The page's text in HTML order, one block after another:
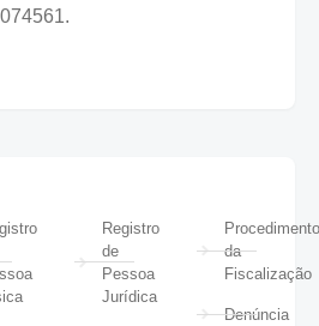
Registro
de
Pessoa
Jurídica
da
Fiscalização
Denúncia